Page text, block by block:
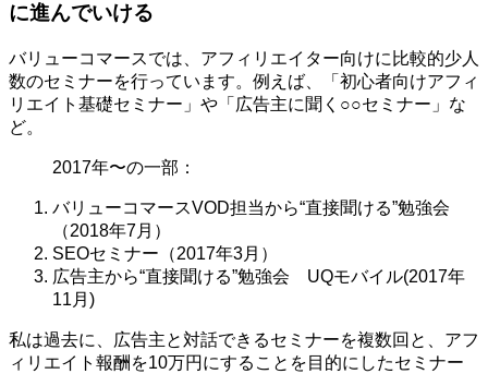
に進んでいける
バリューコマースでは、アフィリエイター向けに比較的少人
数のセミナーを行っています。例えば、「初心者向けアフィ
リエイト基礎セミナー」や「広告主に聞く○○セミナー」な
ど。
2017年〜の一部：
バリューコマースVOD担当から“直接聞ける”勉強会
（2018年7月）
SEOセミナー（2017年3月）
広告主から“直接聞ける”勉強会 UQモバイル(2017年
11月)
私は過去に、広告主と対話できるセミナーを複数回と、アフ
ィリエイト報酬を10万円にすることを目的にしたセミナー